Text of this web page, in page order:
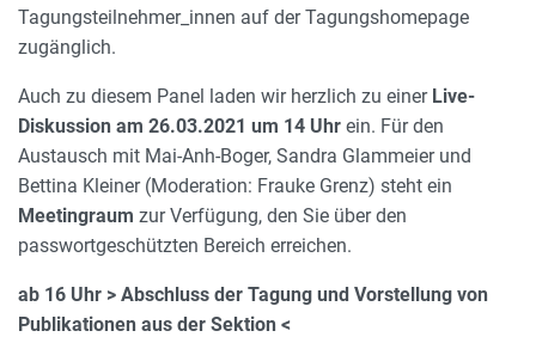
Tagungsteilnehmer_innen auf der Tagungshomepage
zugänglich.
Auch zu diesem Panel laden wir herzlich zu einer Live-
Diskussion am 26.03.2021 um 14 Uhr ein. Für den
Austausch mit Mai-Anh-Boger, Sandra Glammeier und
Bettina Kleiner (Moderation: Frauke Grenz) steht ein
Meetingraum zur Verfügung, den Sie über den
passwortgeschützten Bereich erreichen.
ab 16 Uhr > Abschluss der Tagung und Vorstellung von
Publikationen aus der Sektion <